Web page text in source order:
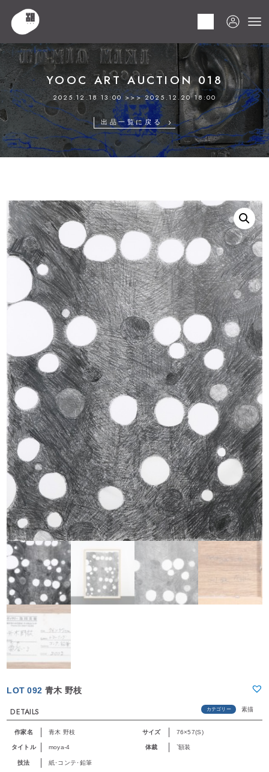
HOME
YOOC ART AUCTION 018
2025.12.18 13:00 >>> 2025.12.20 18:00
出品一覧に戻る
LOT 092 青木 野枝
DETAILS カテゴリー 素描
作家名 青木 野枝 サイズ 76×57(S)
タイトル moya-4 体裁 `額装
技法 紙･コンテ･鉛筆